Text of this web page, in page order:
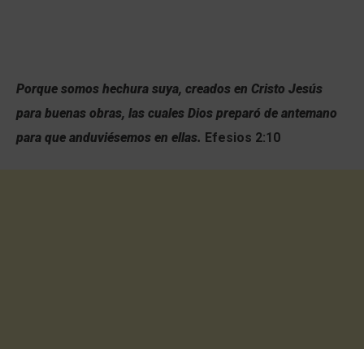
Porque somos hechura suya, creados en Cristo Jesús
para buenas obras, las cuales Dios preparó de antemano
para que anduviésemos en ellas. Efesios 2:10